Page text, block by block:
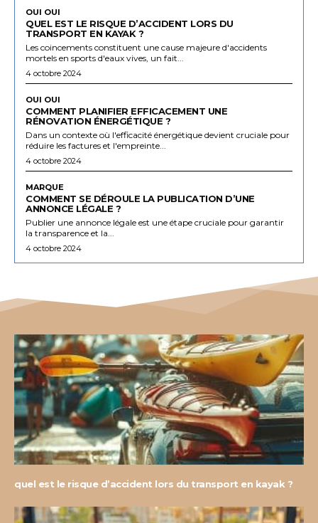
OUI OUI
QUEL EST LE RISQUE D’ACCIDENT LORS DU
TRANSPORT EN KAYAK ?
Les coincements constituent une cause majeure d'accidents
mortels en sports d'eaux vives, un fait...
4 octobre 2024
OUI OUI
COMMENT PLANIFIER EFFICACEMENT UNE
RÉNOVATION ÉNERGÉTIQUE ?
Dans un contexte où l'efficacité énergétique devient cruciale pour
réduire les factures et l'empreinte...
4 octobre 2024
MARQUE
COMMENT SE DÉROULE LA PUBLICATION D’UNE
ANNONCE LÉGALE ?
Publier une annonce légale est une étape cruciale pour garantir
la transparence et la...
4 octobre 2024
quel est le risque d’accident lors du transport en kayak ?